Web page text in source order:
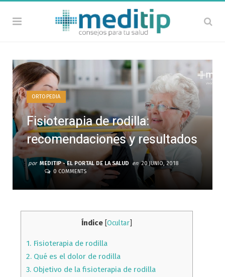
ORTOPEDIA
Fisioterapia de rodilla:
recomendaciones y resultados
por MEDITIP - EL PORTAL DE LA SALUD en 20 JUNIO, 2018
0 COMMENTS
Índice Ocultar]
1.Fisioterapia de rodilla
2.Qué es el dolor de rodilla
3.Objetivo de la fisioterapia de rodilla